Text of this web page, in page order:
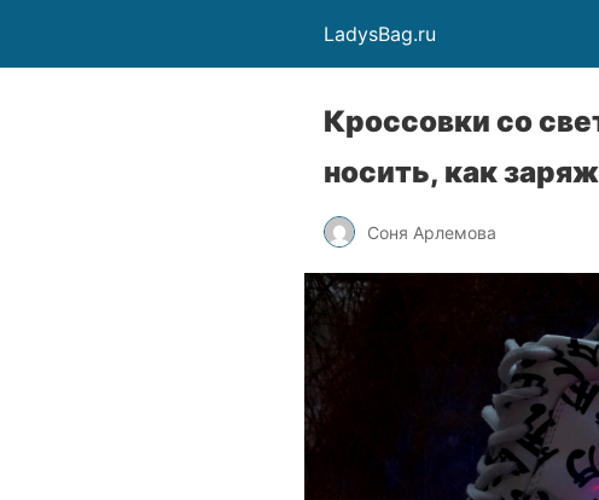
LadysBag.ru
Кроссовки со
носить, как
Соня Арлемова